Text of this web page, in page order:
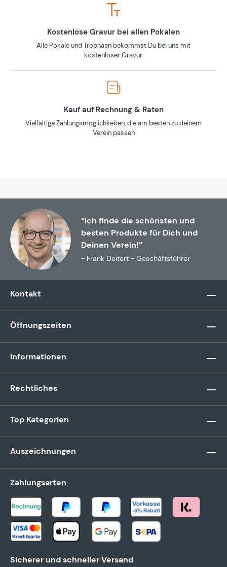
Kostenlose Gravur bei allen Pokalen
Alle Pokale und Trophäen bekommst Du bei uns mit
kostenloser Gravur.
Kauf auf Rechnung & Raten
Vielfältige Zahlungsmöglichkeiten, die am besten zu deinem
Verein passen
“Ich finde die schönsten und
besten Produkte für Dich und
Deinen Verein!”
- Frank Deitert - Geschäftsführer
Kontakt
Öffnungszeiten
Informationen
Rechtliches
Top Kategorien
Auszeichnungen
Zahlungsarten
Sicherer und schneller Versand